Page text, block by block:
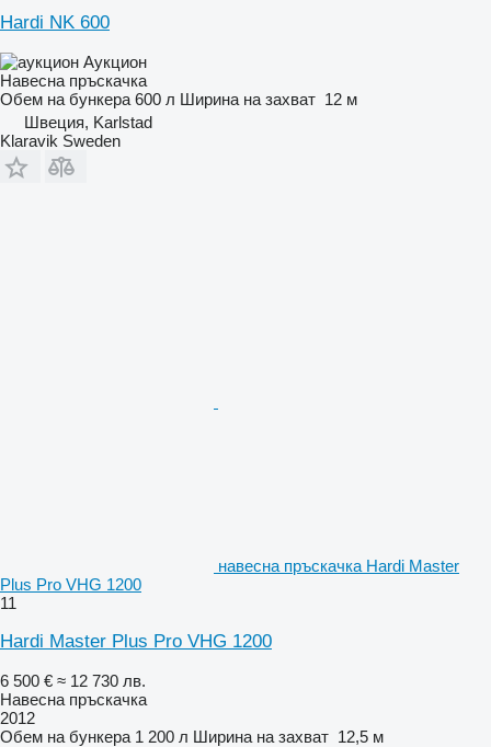
Hardi NK 600
Аукцион
Навесна пръскачка
Обем на бункера 600 л Ширина на захват 12 м
Швеция, Karlstad
Klaravik Sweden
навесна пръскачка Hardi Master
Plus Pro VHG 1200
11
Hardi Master Plus Pro VHG 1200
6 500 € ≈ 12 730 лв.
Навесна пръскачка
2012
Обем на бункера 1 200 л Ширина на захват 12,5 м